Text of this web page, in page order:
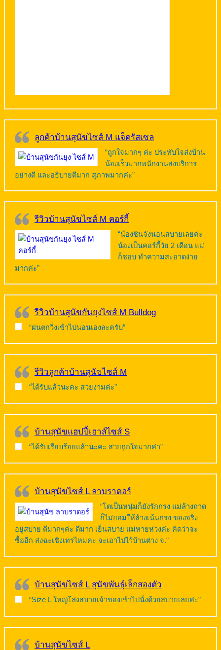
ลูกค้าบ้านสุนัขไซส์ M แจ็ครัสเซล
“ถูกใจมากๆ ค่ะ ประทับใจส่งบ้าน
น้องเร็วมากพนักงานส่งบริการ
อย่างดี และอธิบายดีมาก สุภาพมากค่ะ”
รีวิวบ้านสุนัขไซส์ M คอร์กี้
“น้องชินจังนอนสบายเลยค่ะ
น้องเป็นคอร์กี้วัย 2 เดือน แม่
ก็ชอบ ทำความสะอาดง่าย
มากค่ะ”
รีวิวบ้านสุนัขกันยุงไซส์ M Bulldog
“ฝนตกวิ่งเข้าไปนอนเองละครับ”
รีวิวลูกค้าบ้านสุนัขไซส์ M
“ได้รับแล้วนะคะ สวยงามค่ะ”
บ้านสุนัขแฮปปี้เฮาส์ไซส์ S
“ได้รับเรียบร้อยแล้วนะคะ สวยถูกใจมากค่า”
บ้านสุนัขไซส์ L ลาบราดอร์
“โตเป็นหนุ่มก็ยังรักกรง แม่ล้างถาด
ก็ไม่ยอมให้ล้างเน้นกรง ของจริง
อยู่สบาย ดีมากๆค่ะ ดีมาก เย็นสบาย แม่หายห่วงค่ะ คิดว่าจะ
ซื้ออีก ส่งฉะเชิงเทรไหมคะ จะเอาไปไว้บ้านต่าง จ.”
บ้านสุนัขไซส์ L สุนัขพันธุ์เล็กสองตัว
“Size L ใหญ่โล่งสบายเจ้าของเข้าไปนั่งด้วยสบายเลยค่ะ”
บ้านสุนัขไซส์ L